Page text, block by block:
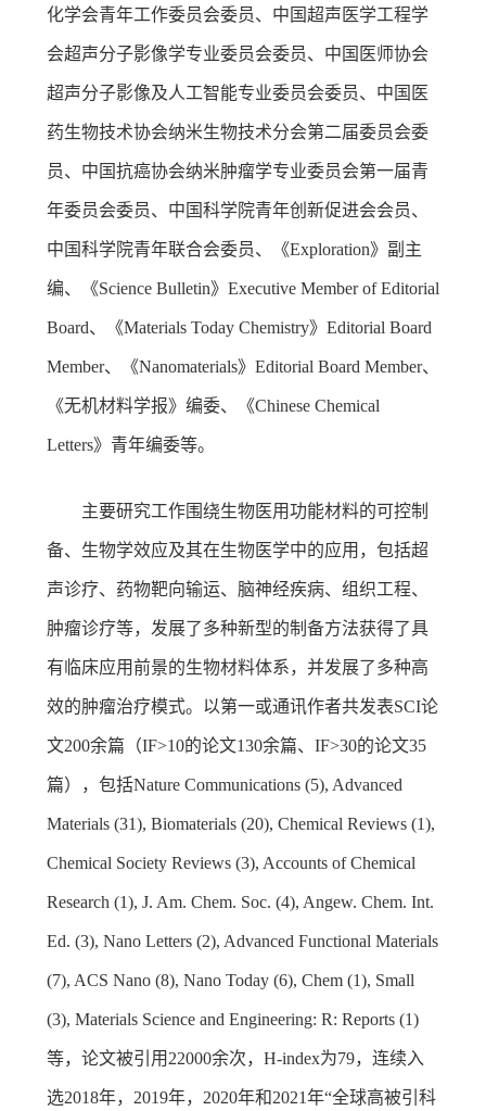
化学会青年工作委员会委员、中国超声医学工程学
会超声分子影像学专业委员会委员、中国医师协会
超声分子影像及人工智能专业委员会委员、中国医
药生物技术协会纳米生物技术分会第二届委员会委
员、中国抗癌协会纳米肿瘤学专业委员会第一届青
年委员会委员、中国科学院青年创新促进会会员、
中国科学院青年联合会委员、《Exploration》副主
编、《Science Bulletin》Executive Member of Editorial
Board、《Materials Today Chemistry》Editorial Board
Member、《Nanomaterials》Editorial Board Member、
《无机材料学报》编委、《Chinese Chemical
Letters》青年编委等。
主要研究工作围绕生物医用功能材料的可控制
备、生物学效应及其在生物医学中的应用，包括超
声诊疗、药物靶向输运、脑神经疾病、组织工程、
肿瘤诊疗等，发展了多种新型的制备方法获得了具
有临床应用前景的生物材料体系，并发展了多种高
效的肿瘤治疗模式。以第一或通讯作者共发表SCI论
文200余篇（IF>10的论文130余篇、IF>30的论文35
篇），包括Nature Communications (5), Advanced
Materials (31), Biomaterials (20), Chemical Reviews (1),
Chemical Society Reviews (3), Accounts of Chemical
Research (1), J. Am. Chem. Soc. (4), Angew. Chem. Int.
Ed. (3), Nano Letters (2), Advanced Functional Materials
(7), ACS Nano (8), Nano Today (6), Chem (1), Small
(3), Materials Science and Engineering: R: Reports (1)
等，论文被引用22000余次，H-index为79，连续入
选2018年，2019年，2020年和2021年“全球高被引科